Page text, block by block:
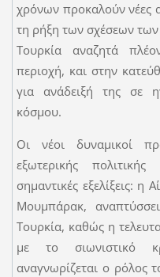
χρόνων προκαλούν νέες
τη ρήξη των σχέσεων
Τουρκία αναζητά
περιοχή, και στην
για ανάδειξή της σε
κόσμου.
Οι νέοι δυναμικοί
εξωτερικής
σημαντικές εξελίξεις:
Μουμπάρακ,
Τουρκία, καθώς η
με το σιωνιστικό
αναγνωρίζεται ο ρόλος